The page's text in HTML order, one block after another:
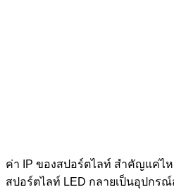
ค่า IP ของสปอร์ตไลท์ สำคัญแค่ไ
สปอร์ตไลท์ LED กลายเป็นอุปกร